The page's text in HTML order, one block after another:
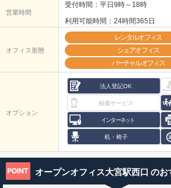
営業時間
受付時間：平日9時～18時
利用可能時間：24時間365日
オフィス形態
レンタルオフィス
シェアオフィス
バーチャルオフィス
オプション
法人登記OK
秘書サービス
インターネット
机・椅子
オープンオフィス大宮駅西口 のお